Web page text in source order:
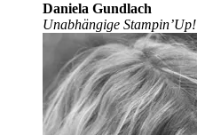
Daniela Gundlach
Unabhängige Stampin’Up!